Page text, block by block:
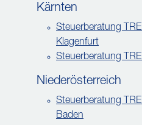
Kärnten
Steuerberatung
Klagenfurt
Steuerberatung
Niederösterreich
Steuerberatung
Baden